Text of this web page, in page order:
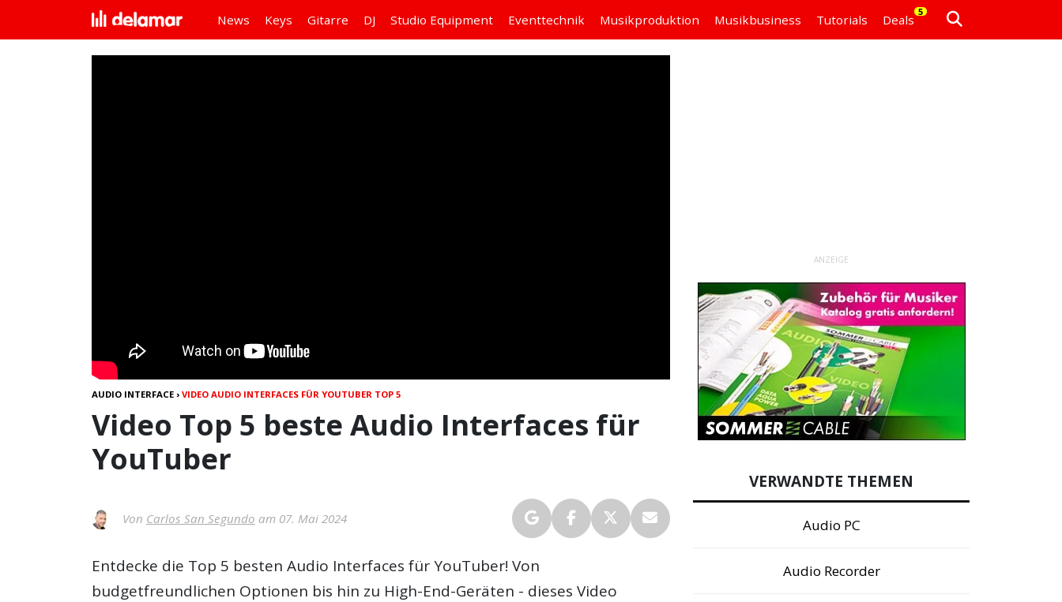
News Keys Gitarre DJ Studio Equipment Eventtechnik Musikproduktion Musikbusiness Tutorials Deals
5
AUDIO INTERFACE ›VIDEO AUDIO INTERFACES FÜR YOUTUBER TOP 5
Video Top 5 beste Audio Interfaces für
YouTuber
Von Carlos San Segundo am 07. Mai 2024
Entdecke die Top 5 besten Audio Interfaces für YouTuber! Von
budgetfreundlichen Optionen bis hin zu High-End-Geräten - dieses Video
ANZEIGE
VERWANDTE THEMEN
Audio PC
Audio Recorder